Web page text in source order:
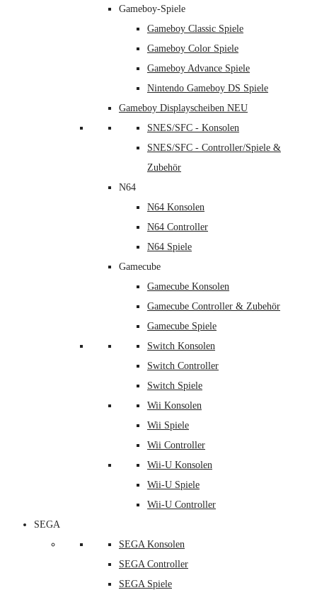
Gameboy-Spiele
Gameboy Classic Spiele
Gameboy Color Spiele
Gameboy Advance Spiele
Nintendo Gameboy DS Spiele
Gameboy Displayscheiben NEU
SNES/SFC - Konsolen
SNES/SFC - Controller/Spiele &
Zubehör
N64
N64 Konsolen
N64 Controller
N64 Spiele
Gamecube
Gamecube Konsolen
Gamecube Controller & Zubehör
Gamecube Spiele
Switch Konsolen
Switch Controller
Switch Spiele
Wii Konsolen
Wii Spiele
Wii Controller
Wii-U Konsolen
Wii-U Spiele
Wii-U Controller
SEGA
SEGA Konsolen
SEGA Controller
SEGA Spiele